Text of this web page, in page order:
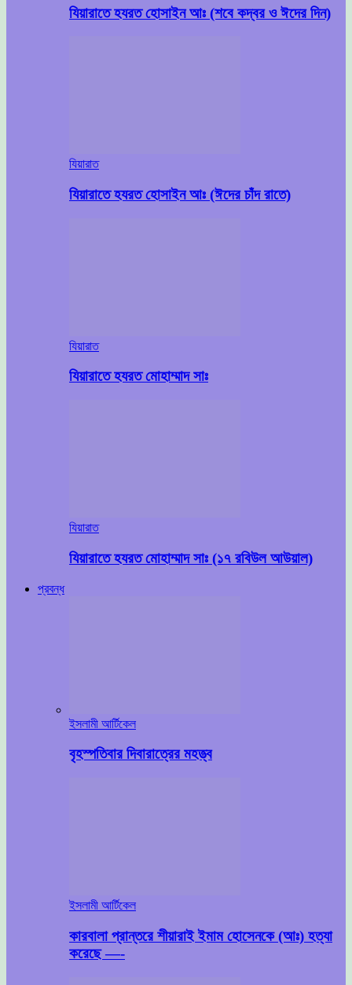
যিয়ারাতে হযরত হোসাইন আঃ (শবে কদ্বর ও ঈদের দিন)
যিয়ারাত
যিয়ারাতে হযরত হোসাইন আঃ (ঈদের চাঁদ রাতে)
যিয়ারাত
যিয়ারাতে হযরত মোহাম্মাদ সাঃ
যিয়ারাত
যিয়ারাতে হযরত মোহাম্মাদ সাঃ (১৭ রবিউল আউয়াল)
প্রবন্ধ
ইসলামী আর্টিকেল
বৃহস্পতিবার দিবারাত্রের মহত্ত্ব
ইসলামী আর্টিকেল
কারবালা প্রান্তরে শীয়ারাই ইমাম হোসেনকে (আঃ) হত্যা
করেছে —-